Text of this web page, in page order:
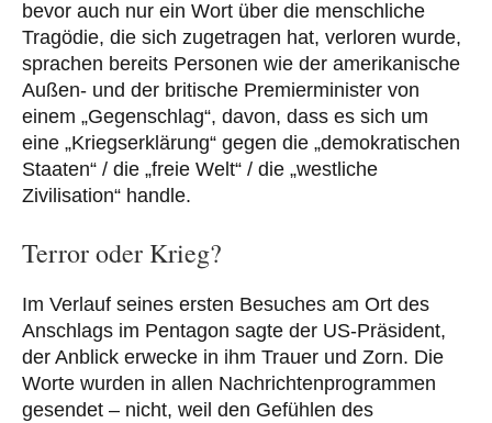
bevor auch nur ein Wort über die menschliche
Tragödie, die sich zugetragen hat, verloren wurde,
sprachen bereits Personen wie der amerikanische
Außen- und der britische Premierminister von
einem „Gegenschlag“, davon, dass es sich um
eine „Kriegserklärung“ gegen die „demokratischen
Staaten“ / die „freie Welt“ / die „westliche
Zivilisation“ handle.
Terror oder Krieg?
Im Verlauf seines ersten Besuches am Ort des
Anschlags im Pentagon sagte der US-Präsident,
der Anblick erwecke in ihm Trauer und Zorn. Die
Worte wurden in allen Nachrichtenprogrammen
gesendet – nicht, weil den Gefühlen des